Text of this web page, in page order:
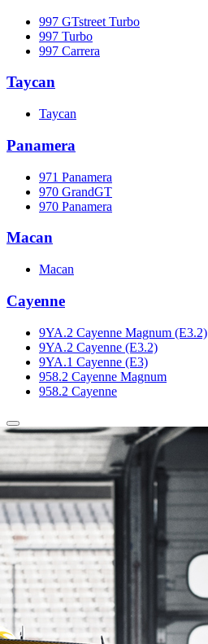
997 GTstreet Turbo
997 Turbo
997 Carrera
Taycan
Taycan
Panamera
971 Panamera
970 GrandGT
970 Panamera
Macan
Macan
Cayenne
9YA.2 Cayenne Magnum (E3.2)
9YA.2 Cayenne (E3.2)
9YA.1 Cayenne (E3)
958.2 Cayenne Magnum
958.2 Cayenne